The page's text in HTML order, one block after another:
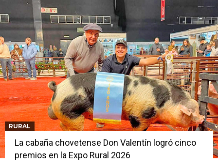
RURAL
La cabaña chovetense Don Valentín logró cinco
premios en la Expo Rural 2026